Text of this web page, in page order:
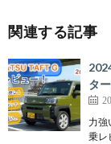
関連する記事
タ
力強
乗レ